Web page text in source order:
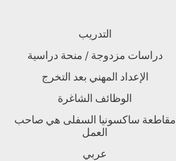
التدريب
دراسات مزدوجة / منحة دراسية
الإعداد المهني بعد التخرج
الوظائف الشاغرة
مقاطعة ساكسونيا السفلى هي صاحب
العمل
عربي